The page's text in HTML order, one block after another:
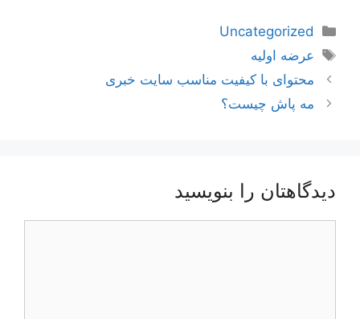
دسته‌ها
Uncategorized
برچسب‌ها
عرضه اولیه
ناوبری
نوشته‌ها
محتوای با کیفیت مناسب سایت خبری
مه پاش چیست؟
دیدگاهتان را بنویسید